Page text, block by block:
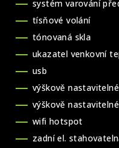
systém varování
tísňové volání
tónovaná skla
ukazatel venkovní
usb
výškově
výškově
wifi hotspot
zadní el.